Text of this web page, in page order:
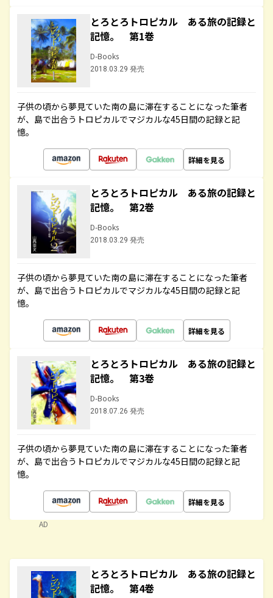
とろとろトロピカル ある旅の記録と
記憶。 第1巻
D-Books
2018.03.29 発売
子供の頃から夢見ていた南の島に滞在することになった筆者
が、島で出合うトロピカルでマジカルな45日間の記録と記
憶。
詳細を見る
とろとろトロピカル ある旅の記録と
記憶。 第2巻
D-Books
2018.03.29 発売
子供の頃から夢見ていた南の島に滞在することになった筆者
が、島で出合うトロピカルでマジカルな45日間の記録と記
憶。
詳細を見る
とろとろトロピカル ある旅の記録と
記憶。 第3巻
D-Books
2018.07.26 発売
子供の頃から夢見ていた南の島に滞在することになった筆者
が、島で出合うトロピカルでマジカルな45日間の記録と記
憶。
詳細を見る
AD
とろとろトロピカル ある旅の記録と
記憶。 第4巻